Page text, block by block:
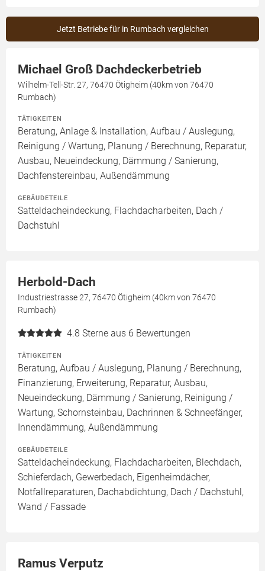
Jetzt Betriebe für in Rumbach vergleichen
Michael Groß Dachdeckerbetrieb
Wilhelm-Tell-Str. 27, 76470 Ötigheim (40km von 76470
Rumbach)
TÄTIGKEITEN
Beratung, Anlage & Installation, Aufbau / Auslegung,
Reinigung / Wartung, Planung / Berechnung, Reparatur,
Ausbau, Neueindeckung, Dämmung / Sanierung,
Dachfenstereinbau, Außendämmung
GEBÄUDETEILE
Satteldacheindeckung, Flachdacharbeiten, Dach /
Dachstuhl
Herbold-Dach
Industriestrasse 27, 76470 Ötigheim (40km von 76470
Rumbach)
4.8 Sterne aus 6 Bewertungen
TÄTIGKEITEN
Beratung, Aufbau / Auslegung, Planung / Berechnung,
Finanzierung, Erweiterung, Reparatur, Ausbau,
Neueindeckung, Dämmung / Sanierung, Reinigung /
Wartung, Schornsteinbau, Dachrinnen & Schneefänger,
Innendämmung, Außendämmung
GEBÄUDETEILE
Satteldacheindeckung, Flachdacharbeiten, Blechdach,
Schieferdach, Gewerbedach, Eigenheimdächer,
Notfallreparaturen, Dachabdichtung, Dach / Dachstuhl,
Wand / Fassade
Ramus Verputz